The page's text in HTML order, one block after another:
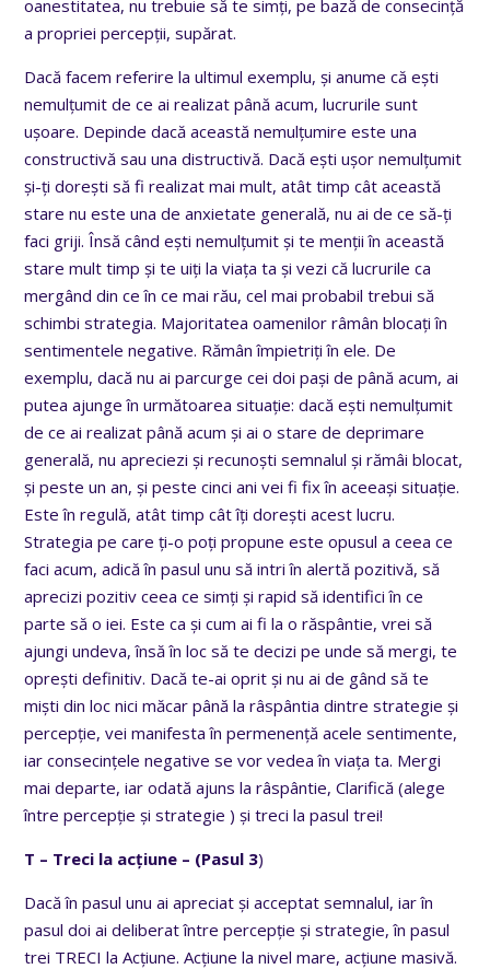
oanestitatea, nu trebuie să te simți, pe bază de consecință
a propriei percepții, supărat.
Dacă facem referire la ultimul exemplu, și anume că ești
nemulțumit de ce ai realizat până acum, lucrurile sunt
ușoare. Depinde dacă această nemulțumire este una
constructivă sau una distructivă. Dacă ești ușor nemulțumit
și-ți dorești să fi realizat mai mult, atât timp cât această
stare nu este una de anxietate generală, nu ai de ce să-ți
faci griji. Însă când ești nemulțumit și te menții în această
stare mult timp și te uiți la viața ta și vezi că lucrurile ca
mergând din ce în ce mai rău, cel mai probabil trebui să
schimbi strategia. Majoritatea oamenilor râmân blocați în
sentimentele negative. Rămân împietriți în ele. De
exemplu, dacă nu ai parcurge cei doi pași de până acum, ai
putea ajunge în următoarea situație: dacă ești nemulțumit
de ce ai realizat până acum și ai o stare de deprimare
generală, nu apreciezi și recunoști semnalul și rămâi blocat,
și peste un an, și peste cinci ani vei fi fix în aceeași situație.
Este în regulă, atât timp cât îți dorești acest lucru.
Strategia pe care ți-o poți propune este opusul a ceea ce
faci acum, adică în pasul unu să intri în alertă pozitivă, să
aprecizi pozitiv ceea ce simți și rapid să identifici în ce
parte să o iei. Este ca și cum ai fi la o răspântie, vrei să
ajungi undeva, însă în loc să te decizi pe unde să mergi, te
oprești definitiv. Dacă te-ai oprit și nu ai de gând să te
miști din loc nici măcar până la râspântia dintre strategie și
percepție, vei manifesta în permenență acele sentimente,
iar consecințele negative se vor vedea în viața ta. Mergi
mai departe, iar odată ajuns la râspântie, Clarifică (alege
între percepție și strategie ) și treci la pasul trei!
T – Treci la acțiune – (Pasul 3)
Dacă în pasul unu ai apreciat și acceptat semnalul, iar în
pasul doi ai deliberat între percepție și strategie, în pasul
trei TRECI la Acțiune. Acțiune la nivel mare, acțiune masivă.